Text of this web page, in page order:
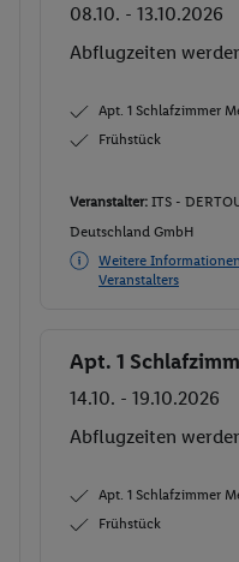
08.10. - 13.10.2026
Abflugzeiten
Apt. 1 Schlafzimmer
Frühstück
Veranstalter: ITS -
Deutschland GmbH
Weitere
Veranstalters
Buchen
Apt. 1
14.10. - 19.10.2026
Abflugzeiten
Apt. 1 Schlafzimmer
Frühstück